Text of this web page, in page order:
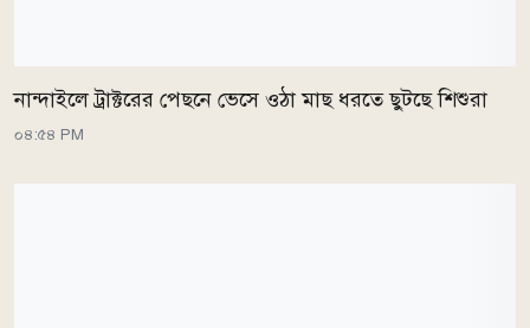
নান্দাইলে ট্রাক্টরের পেছনে ভেসে ওঠা মাছ ধরতে ছুটছে শিশুরা
০৪:৫৪ PM